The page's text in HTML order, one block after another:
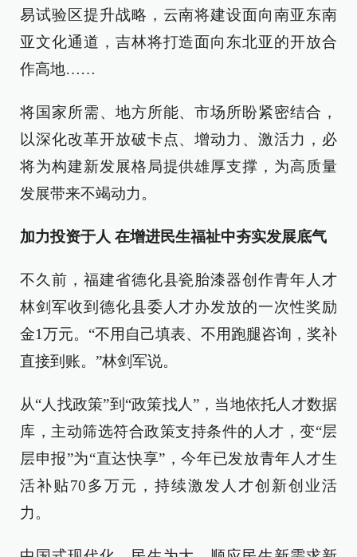
易试验区提升战略，云南将建设面向南亚东南
亚文化通道，吉林将打造面向东北亚的开放合
作高地……
将国家所需、地方所能、市场所盼紧密结合，
以深化改革开放破卡点、增动力、激活力，必
将为构建新发展格局提供雄厚支撑，为高质量
发展带来不竭动力。
加力投资于人 在增进民生福祉中夯实发展底气
不久前，福建省德化县瓷胎漆器创作青年人才
林剑军收到德化县委人才办发放的一次性奖励
金1万元。“不用自己填表、不用跑腿咨询，奖补
直接到账。”林剑军说。
从“人找政策”到“政策找人”，当地依托人才数据
库，主动筛选符合政策支持条件的人才，变“层
层申报”为“直达快享”，今年已发放青年人才生
活补贴70多万元，持续激发人才创新创业活
力。